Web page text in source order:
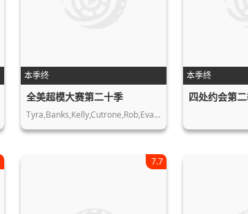
本季终
全美超模大赛第二十季
Tyra,Banks,Kelly,Cutrone,Rob,Evans,J…
本季终
四处约会第
7.7